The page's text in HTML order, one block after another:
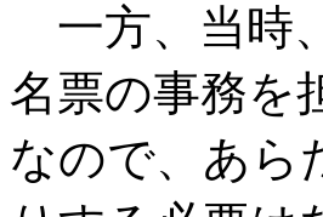
一方、当時
名票の事務を
なので、あら